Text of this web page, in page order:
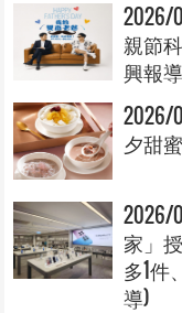
2026/
親節
興報
2026/
夕甜
2026/
家」
多1件
導)